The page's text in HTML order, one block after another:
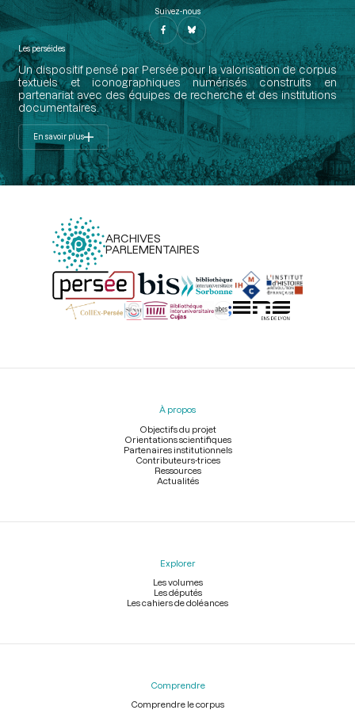
Suivez-nous
Les perséides
Un dispositif pensé par Persée pour la valorisation de corpus
textuels et iconographiques numérisés construits en
partenariat avec des équipes de recherche et des institutions
documentaires.
En savoir plus
ARCHIVES
PARLEMENTAIRES
Menu
À propos
Objectifs du projet
Orientations scientifiques
Partenaires institutionnels
Contributeurs-trices
Ressources
Actualités
Explorer
Les volumes
Les députés
Les cahiers de doléances
Comprendre
Comprendre le corpus